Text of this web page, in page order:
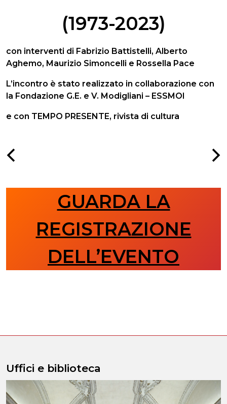
(1973-2023)
con interventi di Fabrizio Battistelli, Alberto
Aghemo, Maurizio Simoncelli e Rossella Pace
L’incontro è stato realizzato in collaborazione con
la Fondazione G.E. e V. Modigliani – ESSMOI
e con TEMPO PRESENTE, rivista di cultura
GUARDA LA
REGISTRAZIONE
DELL’EVENTO
Uffici e biblioteca